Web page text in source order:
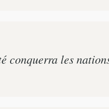
conquerra les